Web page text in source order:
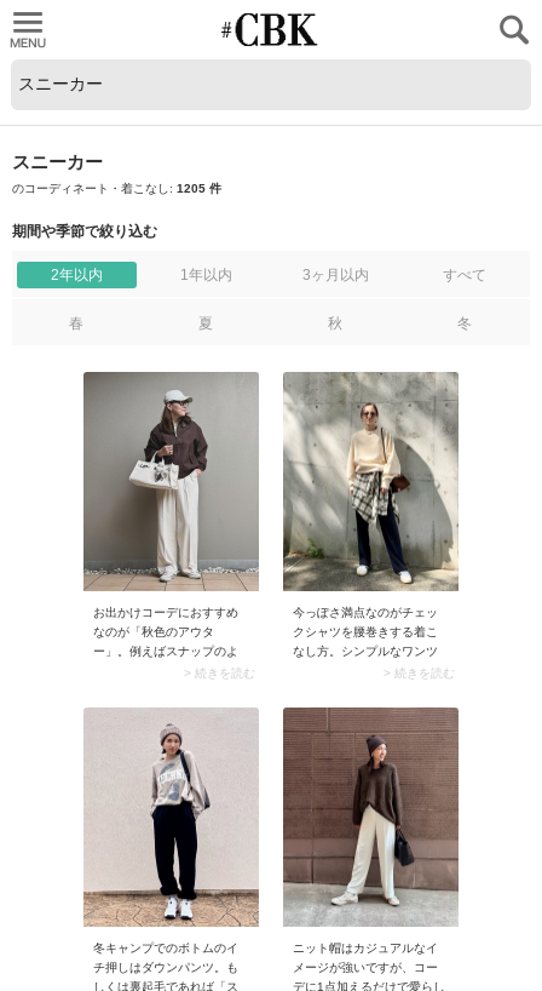
スニーカー
のコーディネート・着こなし: 1205 件
期間や季節で絞り込む
2年以内 1年以内 3ヶ月以内 すべて
春 夏 秋 冬
お出かけコーデにおすすめ
なのが「秋色のアウタ
ー」。例えばスナップのよ
うなブラウンやチャコール
は。こっくりした色味のア
ウターが季節感をアップさ
せ、白パンツ独特の夏っぽ
さを払拭します。
> 続きを読む
今っぽさ満点なのがチェッ
クシャツを腰巻きする着こ
なし方。シンプルなワンツ
ーコーデにこそぜひ合わせ
出ることで、さりげなくこ
なれた印象に決まります。
そのうえ気になる腰回りを
自然にカバーしてくれる嬉
しい効果も。シャツの色は
トップスかボトムどちらか
と同じにすると、全体がま
とまりますよ。
> 続きを読む
冬キャンプでのボトムのイ
チ押しはダウンパンツ。も
しくは裏起毛であれば「ス
ニット帽はカジュアルなイ
メージが強いですが、コー
デに1点加えるだけで愛らし